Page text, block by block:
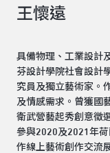
王懷遠
具備物理、工業設計
芬設計學院社會設計
究員及獨立藝術家。
及情感需求。曾獲國
衛武營藝起秀創意徵
參與2020及2021年
作線上藝術創作交流